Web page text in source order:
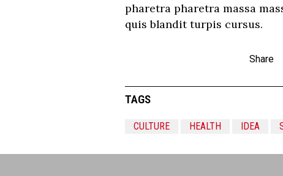
pharetra pharetra massa
quis blandit turpis cursus.
Share
TAGS
CULTURE HEALTH IDEA